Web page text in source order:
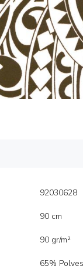
92030628
90 cm
90 gr/m²
65%